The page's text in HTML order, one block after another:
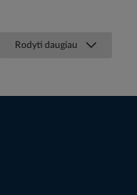
Rodyti daugiau